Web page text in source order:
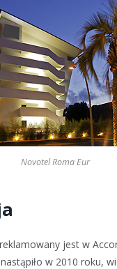
Novotel Roma Eur
jest w
w 2010 roku,